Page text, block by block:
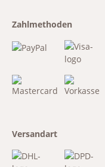
Zahlmethoden
Versandart